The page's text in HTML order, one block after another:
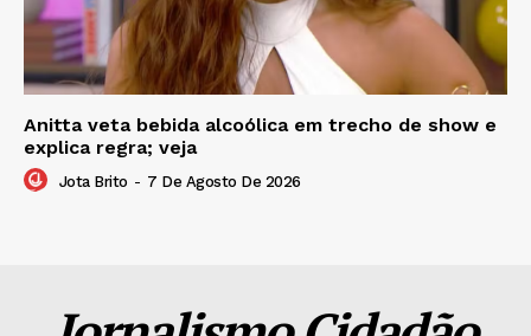
Anitta veta bebida alcoólica em trecho de show e
explica regra; veja
Jota Brito - 7 De Agosto De 2026